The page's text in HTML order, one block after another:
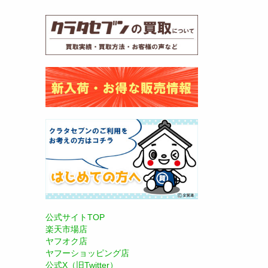
公式サイトTOP
楽天市場店
ヤフオク店
ヤフーショッピング店
公式X（旧Twitter）